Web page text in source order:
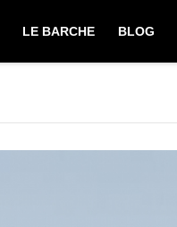
LE BARCHE BLOG